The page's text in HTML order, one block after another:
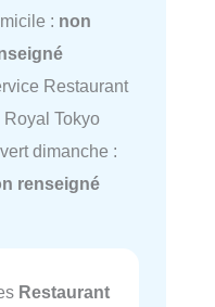
: non
Restaurant
Royal Tokyo
dimanche :
renseigné
Restaurant